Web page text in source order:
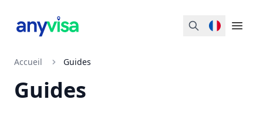
Search Open
Accueil Guides
Guides